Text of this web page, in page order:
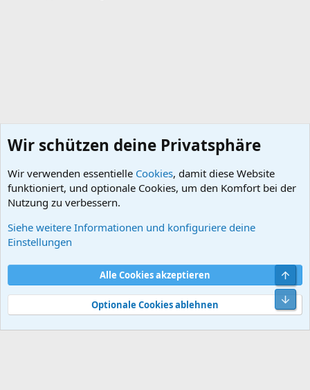
Umbauten
Nutzungsbedingungen
Datenschutz
Hilfe und Impressum
Start
R
S
Community platform by XenForo® © 2010-2026 XenForo Ltd.
Wir schützen deine Privatsphäre
Wir verwenden essentielle Cookies, damit diese Website
funktioniert, und optionale Cookies, um den Komfort bei der
Nutzung zu verbessern.
Siehe weitere Informationen und konfiguriere deine
Einstellungen
Alle Cookies akzeptieren
Optionale Cookies ablehnen